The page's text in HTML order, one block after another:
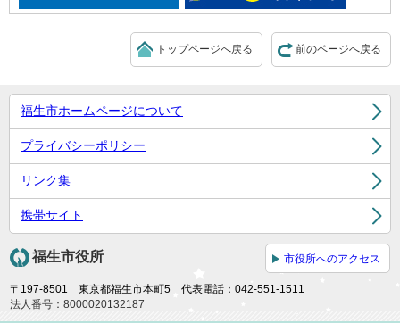
前のページへ戻る
トップページへ戻る
福生市ホームページについて
プライバシーポリシー
リンク集
携帯サイト
福生市役所 市役所へのアクセス
〒197-8501 東京都福生市本町5 代表電話：042-551-1511
法人番号：8000020132187